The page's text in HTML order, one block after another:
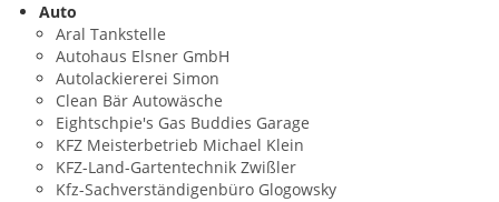
Auto
Aral Tankstelle
Autohaus Elsner GmbH
Autolackiererei Simon
Clean Bär Autowäsche
Eightschpie's Gas Buddies Garage
KFZ Meisterbetrieb Michael Klein
KFZ-Land-Gartentechnik Zwißler
Kfz-Sachverständigenbüro Glogowsky